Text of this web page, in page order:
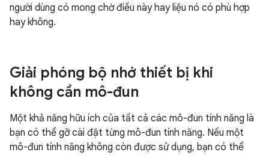
người dùng có mong chờ điều này hay liệu nó có phù hợp
hay không.
Giải phóng bộ nhớ thiết bị khi
không cần mô-đun
Một khả năng hữu ích của tất cả các mô-đun tính năng là
bạn có thể gỡ cài đặt từng mô-đun tính năng. Nếu một
mô-đun tính năng không còn được sử dụng, bạn có thể